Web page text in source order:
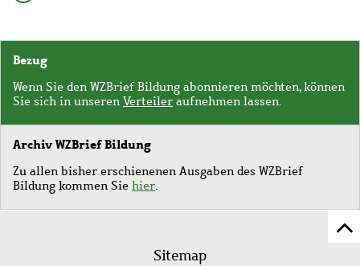
Bezug
Wenn Sie den WZBrief Bildung abonnieren möchten, können
Sie sich in unseren Verteiler aufnehmen lassen.
Archiv WZBrief Bildung
Zu allen bisher erschienenen Ausgaben des WZBrief
Bildung kommen Sie hier.
Fußleistenmenü
Sitemap